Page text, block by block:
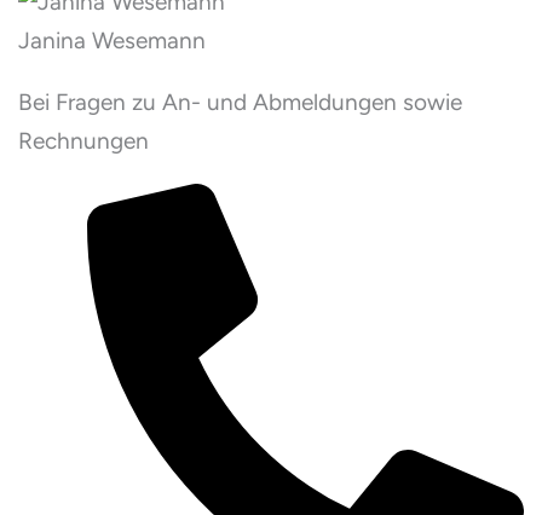
Janina Wesemann
Bei Fragen zu An- und Abmeldungen sowie
Rechnungen